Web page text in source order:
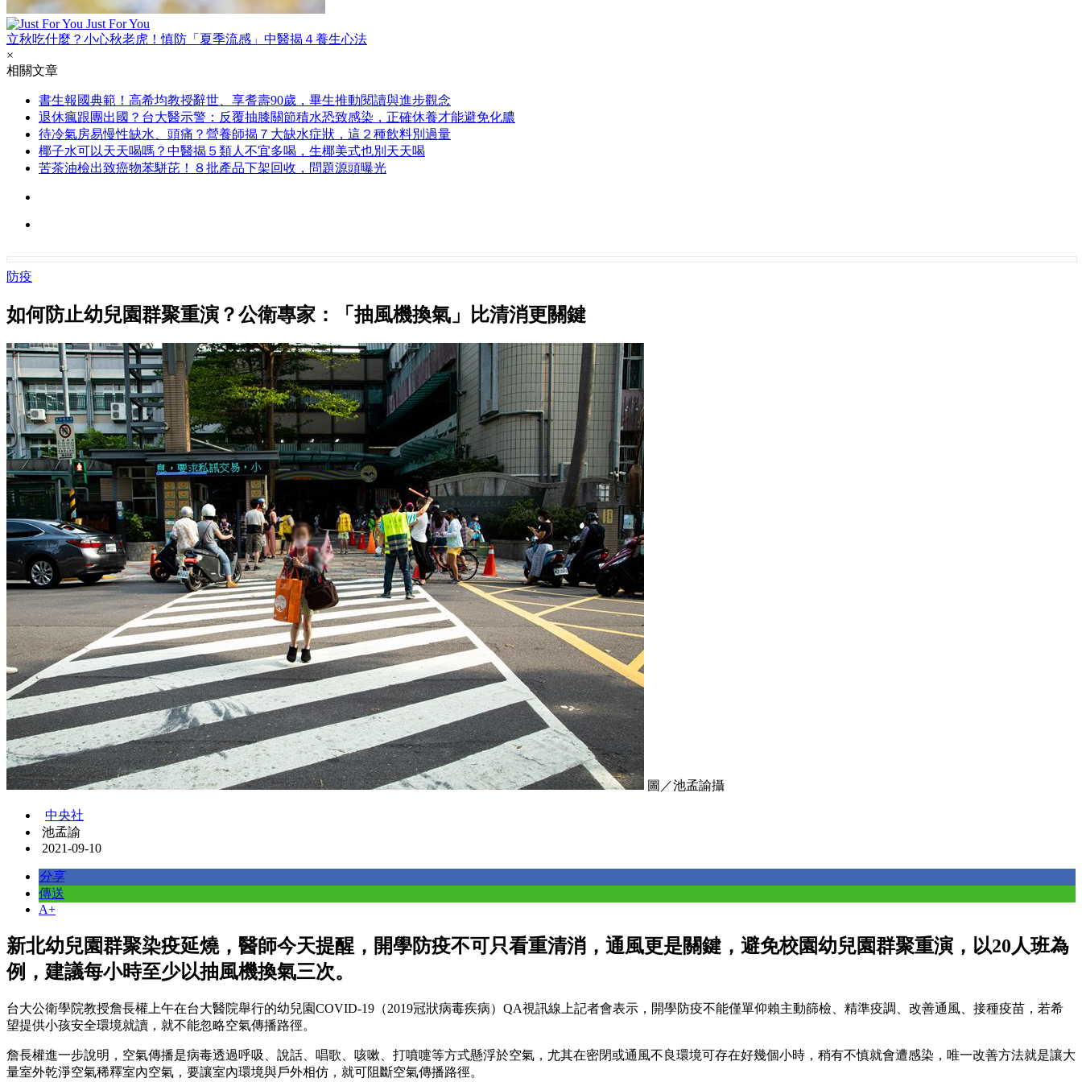
Just For You
立秋吃什麼？小心秋老虎！慎防「夏季流感」中醫揭４養生心法
×
相關文章
書生報國典範！高希均教授辭世、享耆壽90歲，畢生推動閱讀與進步觀念
退休瘋跟團出國？台大醫示警：反覆抽膝關節積水恐致感染，正確休養才能避免化膿
待冷氣房易慢性缺水、頭痛？營養師揭７大缺水症狀，這２種飲料別過量
椰子水可以天天喝嗎？中醫揭５類人不宜多喝，生椰美式也別天天喝
苦茶油檢出致癌物苯駢芘！８批產品下架回收，問題源頭曝光
防疫
如何防止幼兒園群聚重演？公衛專家：「抽風機換氣」比清消更關鍵
圖／池孟諭攝
中央社
池孟諭
2021-09-10
分享
傳送
A+
新北幼兒園群聚染疫延燒，醫師今天提醒，開學防疫不可只看重清消，通風更是關鍵，避免校園幼兒園群聚重演，以20人班為
例，建議每小時至少以抽風機換氣三次。
台大公衛學院教授詹長權上午在台大醫院舉行的幼兒園COVID-19（2019冠狀病毒疾病）QA視訊線上記者會表示，開學防疫不能僅單仰賴主動篩檢、精準疫調、改善通風、接種疫苗，若希
望提供小孩安全環境就讀，就不能忽略空氣傳播路徑。
詹長權進一步說明，空氣傳播是病毒透過呼吸、說話、唱歌、咳嗽、打噴嚏等方式懸浮於空氣，尤其在密閉或通風不良環境可存在好幾個小時，稍有不慎就會遭感染，唯一改善方法就是讓大
量室外乾淨空氣稀釋室內空氣，要讓室內環境與戶外相仿，就可阻斷空氣傳播路徑。